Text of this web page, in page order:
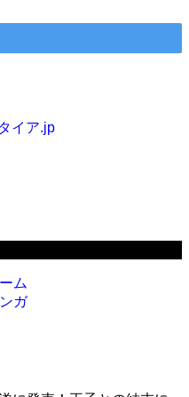
イア.jp
ム
ガ